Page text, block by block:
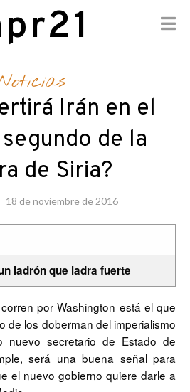
Irán en el
de la
de Siria?
18 de noviembre de 2016
ladrón que ladra fuerte
por Washington está el que
de los doberman del imperialismo
nuevo secretario de Estado de
será una buena señal para
el nuevo gobierno quiere darle a